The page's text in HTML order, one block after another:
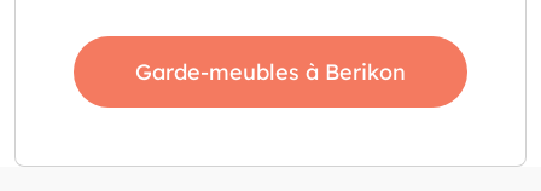
Garde-meubles à Berikon